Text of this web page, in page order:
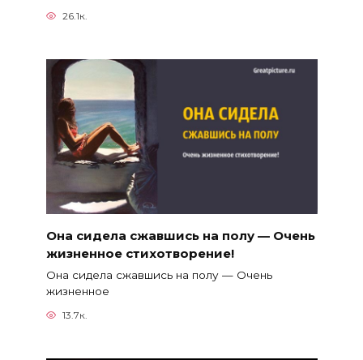
26.1к.
Она сидела сжавшись на полу — Очень
жизненное стихотворение!
Она сидела сжавшись на полу — Очень
жизненное
13.7к.